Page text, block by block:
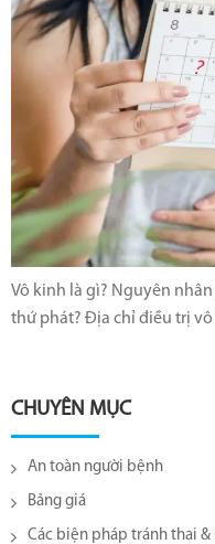
Vô kinh là gì? Nguyên
thứ phát? Địa chỉ điều trị vô
CHUYÊN MỤC
An toàn người bệnh
Bảng giá
Các biện pháp tránh thai &